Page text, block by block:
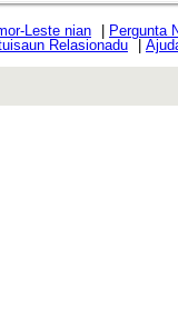
Leste nian
Pergunta
Relasionadu